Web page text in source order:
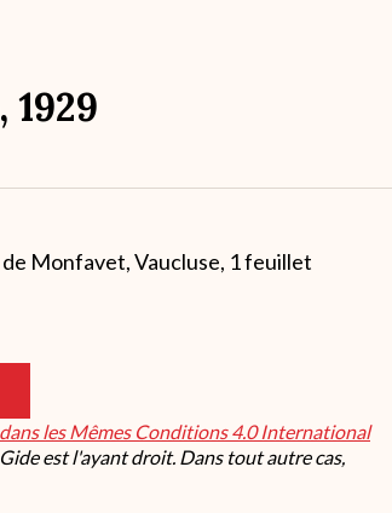
Monfavet, Vaucluse, 1 feuillet
les Mêmes Conditions 4.0 International
est l'ayant droit. Dans tout autre cas,